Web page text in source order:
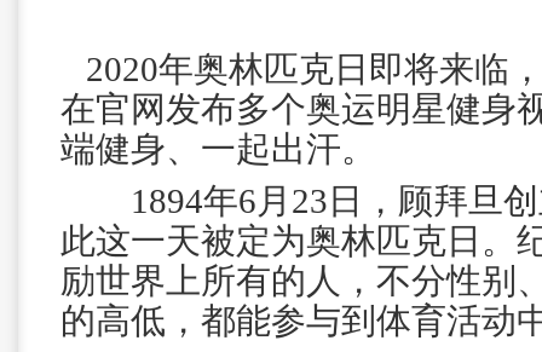
2020年奥林匹克日即将来临
在官网发布多个奥运明星健身
端健身、一起出汗。
1894年6月23日，顾拜旦创
此这一天被定为奥林匹克日。
励世界上所有的人，不分性别
的高低，都能参与到体育活动